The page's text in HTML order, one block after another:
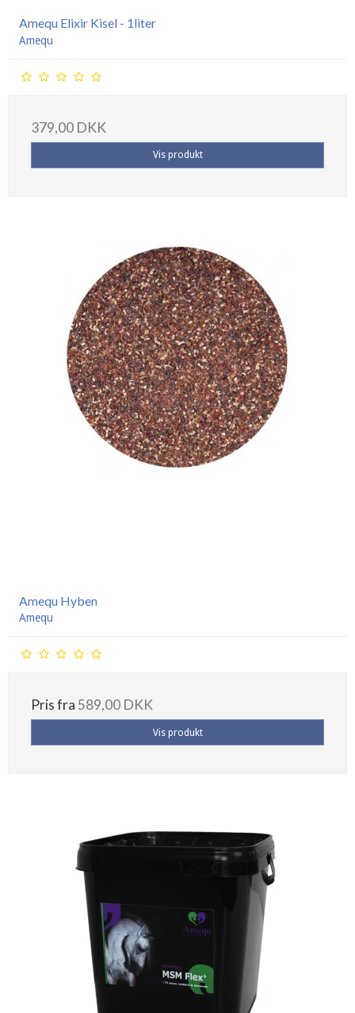
Amequ Elixir Kisel - 1liter
Amequ
379,00 DKK
Vis produkt
Amequ Hyben
Amequ
Pris fra589,00 DKK
Vis produkt